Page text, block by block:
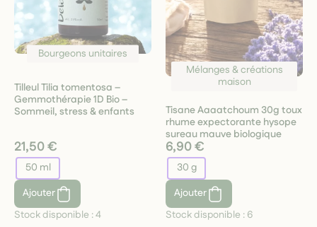
Bourgeons unitaires
Tilleul Tilia tomentosa –
Gemmothérapie 1D Bio –
Sommeil, stress & enfants
21,50 €
50 ml
Ajouter
Stock disponible :4
Mélanges & créations
maison
Tisane Aaaatchoum 30g toux
rhume expectorante hysope
sureau mauve biologique
6,90 €
30 g
Ajouter
Stock disponible : 6